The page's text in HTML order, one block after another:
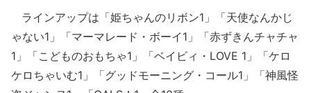
ラインアップは「姫ちゃんのリボン1」「天使なんかじ
ゃない1」「マーマレード・ボーイ1」「赤ずきんチャチャ
1」「こどものおもちゃ1」「ベイビィ・LOVE 1」「ケロ
ケロちゃいむ1」「グッドモーニング・コール1」「神風怪